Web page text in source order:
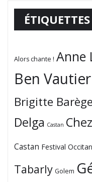
ÉTIQUETTES
Alors chante ! Anne
Ben Vautier
Brigitte Barège
Delga Castan
Castan Festival
Tabarly Golem